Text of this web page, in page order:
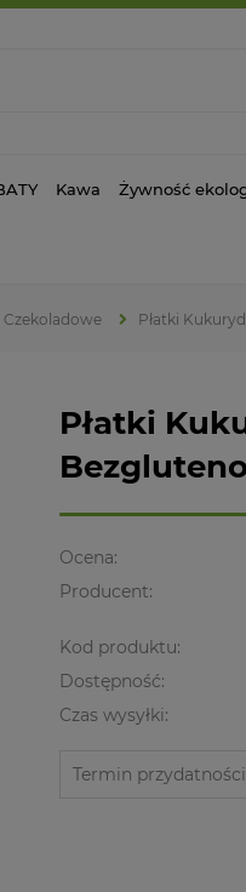
Kawa Żywność
Czekoladowe Płatki
Płatki
Ocena:
Producent:
Kod produktu:
Dostępność:
Czas wysyłki:
Termin przydatności